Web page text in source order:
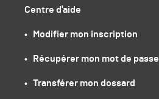
Centre d'aide
•   Modifier mon inscription
•   Récupérer mon mot de passe
•   Transférer mon dossard